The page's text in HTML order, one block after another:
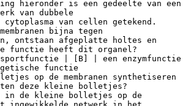
hieronder is een gedeelte van een
van dubbele
cytoplasma van cellen getekend.
bijna tegen
ontstaan afgeplatte holtes en
functie heeft dit organel?
| [B] | een enzymfunctie
functie
op de membranen synthetiseren
deze kleine bolletjes?
in de kleine bolletjes op de